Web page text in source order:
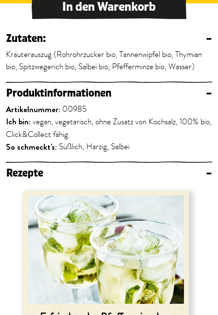
In den Warenkorb
Zutaten: –
Kräuterauszug (Rohrohrzucker bio, Tannenwipfel bio, Thymian
bio, Spitzwegerich bio, Salbei bio, Pfefferminze bio, Wasser)
Produktinformationen –
Artikelnummer: 00985
Ich bin: vegan, vegetarisch, ohne Zusatz von Kochsalz, 100% bio,
Click&Collect fähig
So schmeckt's: Süßlich, Harzig, Salbei
Rezepte –